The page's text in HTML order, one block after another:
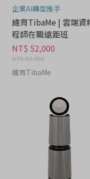
企業AI轉型推手
緯育TibaMe | 雲端資
程師在職遠距班
NT$ 52,000
NT$ 52,000
緯育TibaMe